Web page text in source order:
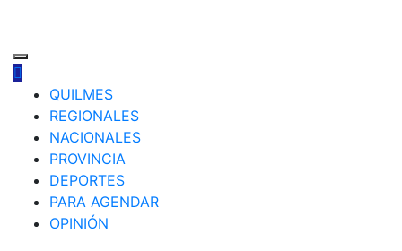
QUILMES
REGIONALES
NACIONALES
PROVINCIA
DEPORTES
PARA AGENDAR
OPINIÓN